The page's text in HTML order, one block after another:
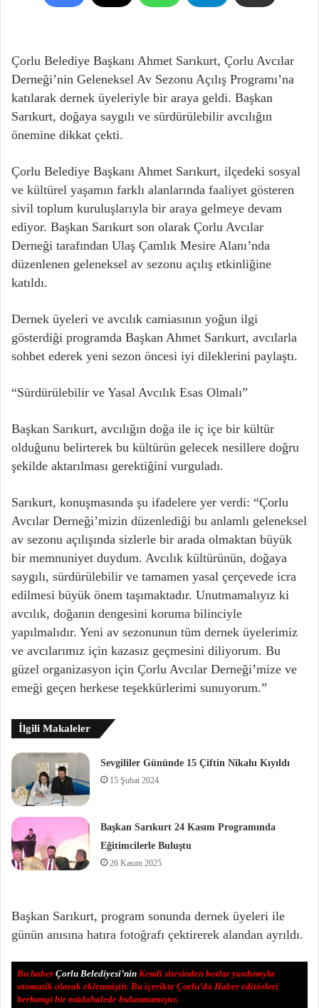
Çorlu Belediye Başkanı Ahmet Sarıkurt, Çorlu Avcılar
Derneği’nin Geleneksel Av Sezonu Açılış Programı’na
katılarak dernek üyeleriyle bir araya geldi. Başkan
Sarıkurt, doğaya saygılı ve sürdürülebilir avcılığın
önemine dikkat çekti.
Çorlu Belediye Başkanı Ahmet Sarıkurt, ilçedeki sosyal
ve kültürel yaşamın farklı alanlarında faaliyet gösteren
sivil toplum kuruluşlarıyla bir araya gelmeye devam
ediyor. Başkan Sarıkurt son olarak Çorlu Avcılar
Derneği tarafından Ulaş Çamlık Mesire Alanı’nda
düzenlenen geleneksel av sezonu açılış etkinliğine
katıldı.
Dernek üyeleri ve avcılık camiasının yoğun ilgi
gösterdiği programda Başkan Ahmet Sarıkurt, avcılarla
sohbet ederek yeni sezon öncesi iyi dileklerini paylaştı.
“Sürdürülebilir ve Yasal Avcılık Esas Olmalı”
Başkan Sarıkurt, avcılığın doğa ile iç içe bir kültür
olduğunu belirterek bu kültürün gelecek nesillere doğru
şekilde aktarılması gerektiğini vurguladı.
Sarıkurt, konuşmasında şu ifadelere yer verdi: “Çorlu
Avcılar Derneği’mizin düzenlediği bu anlamlı geleneksel
av sezonu açılışında sizlerle bir arada olmaktan büyük
bir memnuniyet duydum. Avcılık kültürünün, doğaya
saygılı, sürdürülebilir ve tamamen yasal çerçevede icra
edilmesi büyük önem taşımaktadır. Unutmamalıyız ki
avcılık, doğanın dengesini koruma bilinciyle
yapılmalıdır. Yeni av sezonunun tüm dernek üyelerimiz
ve avcılarımız için kazasız geçmesini diliyorum. Bu
güzel organizasyon için Çorlu Avcılar Derneği’mize ve
emeği geçen herkese teşekkürlerimi sunuyorum.”
İlgili Makaleler
Sevgililer Gününde 15 Çiftin Nikahı Kıyıldı
15 Şubat 2024
Başkan Sarıkurt 24 Kasım Programında
Eğitimcilerle Buluştu
26 Kasım 2025
Başkan Sarıkurt, program sonunda dernek üyeleri ile
günün anısına hatıra fotoğrafı çektirerek alandan ayrıldı.
Bu haberÇorlu Belediyesi’nin Kendi sitesinden botlar yardımıyla
otomatik olarak eklenmiştir. Bu içerikte Çorlu’da Haber editörleri
herhangi bir müdahalede bulunmamıştır.